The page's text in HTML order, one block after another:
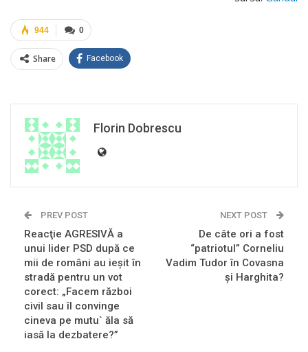
0
944
Share Facebook
Florin Dobrescu
PREV POST
Reacţie AGRESIVĂ a
unui lider PSD după ce
mii de români au ieşit în
stradă pentru un vot
corect: „Facem război
civil sau îl convinge
cineva pe mutu` ăla să
iasă la dezbatere?”
NEXT POST
De câte ori a fost
“patriotul” Corneliu
Vadim Tudor în Covasna
și Harghita?